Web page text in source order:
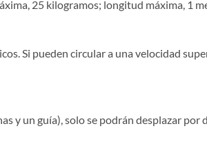
25 kilogramos; longitud máxima, 1
Si pueden circular a una velocidad
y un guía), solo se podrán desplazar